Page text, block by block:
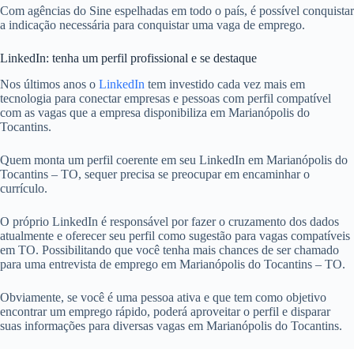
Com agências do Sine espelhadas em todo o país, é possível conquistar
a indicação necessária para conquistar uma vaga de emprego.
LinkedIn: tenha um perfil profissional e se destaque
Nos últimos anos o LinkedIn tem investido cada vez mais em
tecnologia para conectar empresas e pessoas com perfil compatível
com as vagas que a empresa disponibiliza em Marianópolis do
Tocantins.
Quem monta um perfil coerente em seu LinkedIn em Marianópolis do
Tocantins – TO, sequer precisa se preocupar em encaminhar o
currículo.
O próprio LinkedIn é responsável por fazer o cruzamento dos dados
atualmente e oferecer seu perfil como sugestão para vagas compatíveis
em TO. Possibilitando que você tenha mais chances de ser chamado
para uma entrevista de emprego em Marianópolis do Tocantins – TO.
Obviamente, se você é uma pessoa ativa e que tem como objetivo
encontrar um emprego rápido, poderá aproveitar o perfil e disparar
suas informações para diversas vagas em Marianópolis do Tocantins.